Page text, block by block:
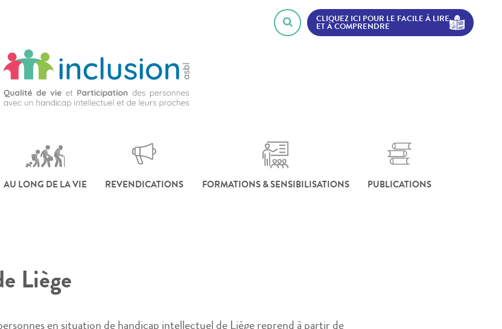
CLIQUEZ ICI POUR LE FACILE À LIRE
ET À COMPRENDRE
AU LONG DE LA VIE REVENDICATIONS FORMATIONS & SENSIBILISATIONS PUBLICATIONS
Liège
en situation de handicap intellectuel de Liège reprend à partir de